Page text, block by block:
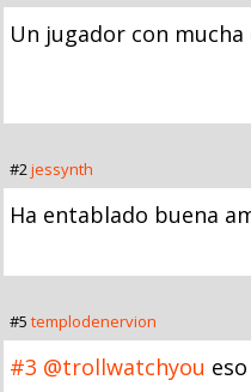
Un jugador con
#2jessynth
Ha entablado buena
#5 templodenervion
#3 @trollwatchyou